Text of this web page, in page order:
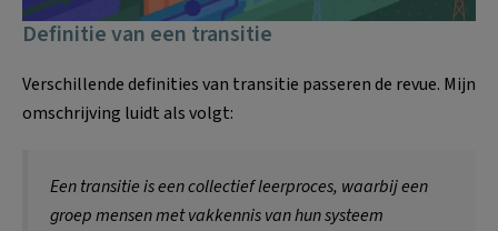
Definitie van een transitie
Verschillende definities van transitie passeren de revue. Mijn
omschrijving luidt als volgt:
Een transitie is een collectief leerproces, waarbij een
groep mensen met vakkennis van hun systeem